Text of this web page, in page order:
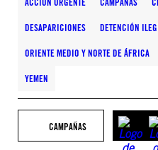
DESAPARICIONES DETENCIÓN
ORIENTE MEDIO Y NORTE DE ÁFRICA
YEMEN
CAMPAÑAS